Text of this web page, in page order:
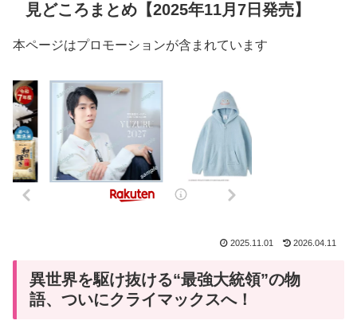
見どころまとめ【2025年11月7日発売】
本ページはプロモーションが含まれています
2025.11.01 2026.04.11
異世界を駆け抜ける“最強大統領”の物
語、ついにクライマックスへ！